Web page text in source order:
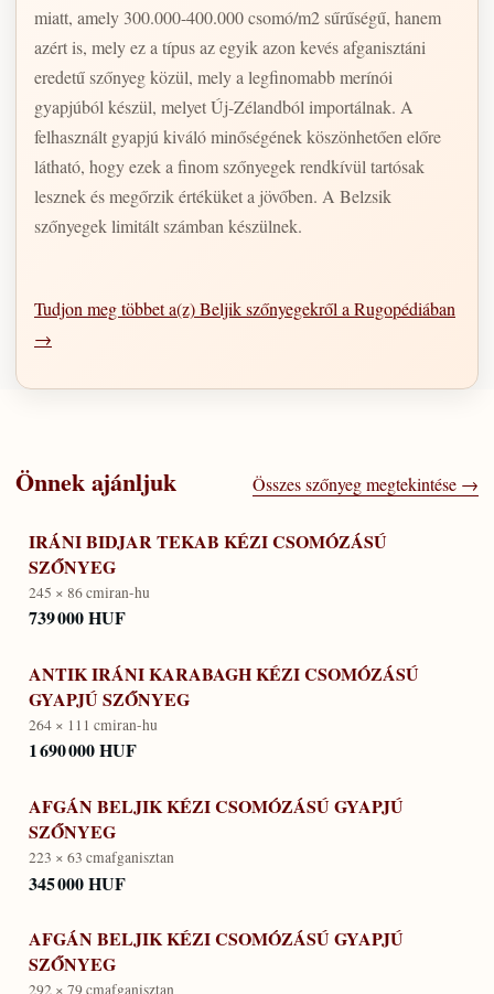
miatt, amely 300.000-400.000 csomó/m2 sűrűségű, hanem
azért is, mely ez a típus az egyik azon kevés afganisztáni
eredetű szőnyeg közül, mely a legfinomabb merínói
gyapjúból készül, melyet Új-Zélandból importálnak. A
felhasznált gyapjú kiváló minőségének köszönhetően előre
látható, hogy ezek a finom szőnyegek rendkívül tartósak
lesznek és megőrzik értéküket a jövőben. A Belzsik
szőnyegek limitált számban készülnek.
Tudjon meg többet a(z) Beljik szőnyegekről a Rugopédiában
→
Önnek ajánljuk Összes szőnyeg megtekintése →
IRÁNI BIDJAR TEKAB KÉZI CSOMÓZÁSÚ
SZŐNYEG
245 × 86 cmiran-hu
739 000 HUF
ANTIK IRÁNI KARABAGH KÉZI CSOMÓZÁSÚ
GYAPJÚ SZŐNYEG
264 × 111 cmiran-hu
1 690 000 HUF
AFGÁN BELJIK KÉZI CSOMÓZÁSÚ GYAPJÚ
SZŐNYEG
223 × 63 cmafganisztan
345 000 HUF
AFGÁN BELJIK KÉZI CSOMÓZÁSÚ GYAPJÚ
SZŐNYEG
292 × 79 cmafganisztan